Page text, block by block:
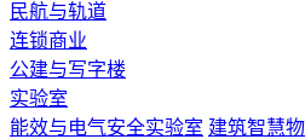
民航与轨道
连锁商业
公建与写字楼
实验室
能效与电气安全实验室 建筑智慧